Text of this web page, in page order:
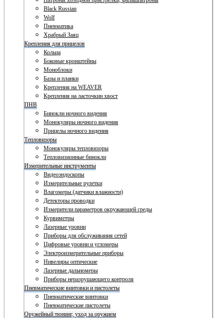
Black Russian
Wolf
Пневматика
Храбрый Заяц
Крепления для прицелов
Кольца
Боковые кронштейны
Моноблоки
Базы и планки
Крепления на WEAVER
Крепления на ласточкин хвост
ПНВ
Бинокли ночного видения
Монокуляры ночного видения
Прицелы ночного видения
Тепловизоры
Монокуляры тепловизоры
Тепловизионные бинокли
Измерительные инструменты
Видеоэндоскопы
Измерительные рулетки
Влагомеры (датчики влажности)
Детекторы проводки
Измерители параметров окружающей среды
Курвиметры
Лазерные уровни
Приборы для обслуживания сетей
Цифровые уровни и угломеры
Электроизмерительные приборы
Нивелиры оптические
Лазерные дальномеры
Приборы неразрушающего контроля
Пневматические винтовки и пистолеты
Пневматические винтовки
Пневматические пистолеты
Оружейный тюнинг, уход за оружием